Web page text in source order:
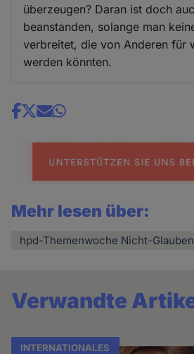
überzeugen? Daran ist doch
beanstanden, solange man
verbreitet, die von Anderen für
werden könnten.
Share
news
Mehr lesen über:
hpd-Themenwoche Nicht-Glauben
Verwandte
INTERNATIONALES